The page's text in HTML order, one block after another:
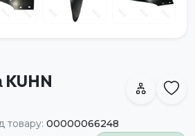
товару: 00000066248